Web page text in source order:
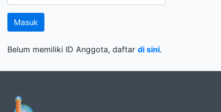
Belum memiliki ID Anggota, daftar di sini.